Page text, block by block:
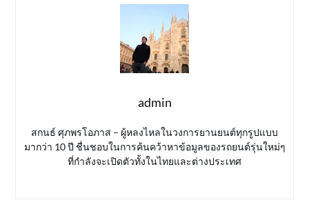
admin
สกนธ์ ศุภพรโอภาส – ผู้หลงไหลในวงการยานยนต์ทุกรูปแบบ
มากว่า 10 ปี ชื่นชอบในการค้นคว้าหาข้อมูลของรถยนต์รุ่นใหม่ๆ
ที่กำลังจะเปิดตัวทั้งในไทยและต่างประเทศ